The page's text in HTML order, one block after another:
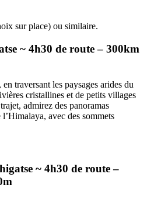
sur place) ou similaire.
~ 4h30 de route – 300km
traversant les paysages arides du
cristallines et de petits villages
admirez des panoramas
avec des sommets
~ 4h30 de route –